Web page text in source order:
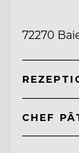
72270
CHEF